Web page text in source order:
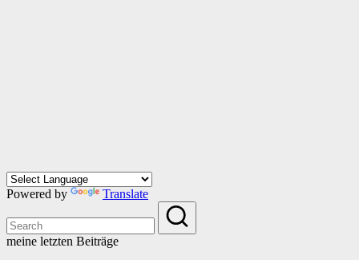
Powered by Translate
meine letzten Beiträge